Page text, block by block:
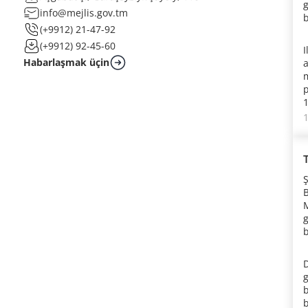
info@mejlis.gov.tm
(+9912) 21-47-92
(+9912) 92-45-60
Habarlaşmak üçin